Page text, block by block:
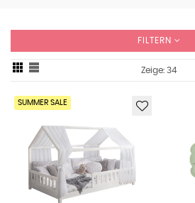
FILTERN
Zeige: 34
SUMMER SALE